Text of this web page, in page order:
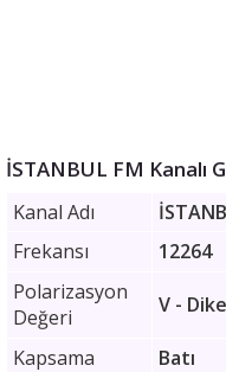
İSTANBUL FM Kanalı
Kanal Adı
Frekansı
12264
Polarizasyon
Değeri
V -
Kapsama
Batı